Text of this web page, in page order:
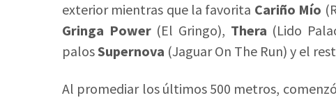
exterior mientras que la favorita Cariño Mío
Gringa Power(El Gringo), Thera (Lido
palosSupernova (Jaguar On The Run) y el
Al promediar los últimos 500 metros,